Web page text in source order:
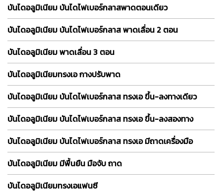
บันไดอลูมิเนียม บันไดไฟเบอร์กลาสพาดตอนเดียว
บันไดอลูมิเนียม บันไดไฟเบอร์กลาส พาดเลื่อน 2 ตอน
บันไดอลูมิเนียม พาดเลื่อน 3 ตอน
บันไดอลูมิเนียมทรงเอ กางปรับพาด
บันไดอลูมิเนียม บันไดไฟเบอร์กลาส ทรงเอ ขึ้น-ลงทางเดียว
บันไดอลูมิเนียม บันไดไฟเบอร์กลาส ทรงเอ ขึ้น-ลงสองทาง
บันไดอลูมิเนียม บันไดไฟเบอร์กลาส ทรงเอ มีถาดเครื่องมือ
บันไดอลูมิเนียม มีพื้นยืน มือจับ ถาด
บันไดอลูมิเนียมทรงเอแฟนซี